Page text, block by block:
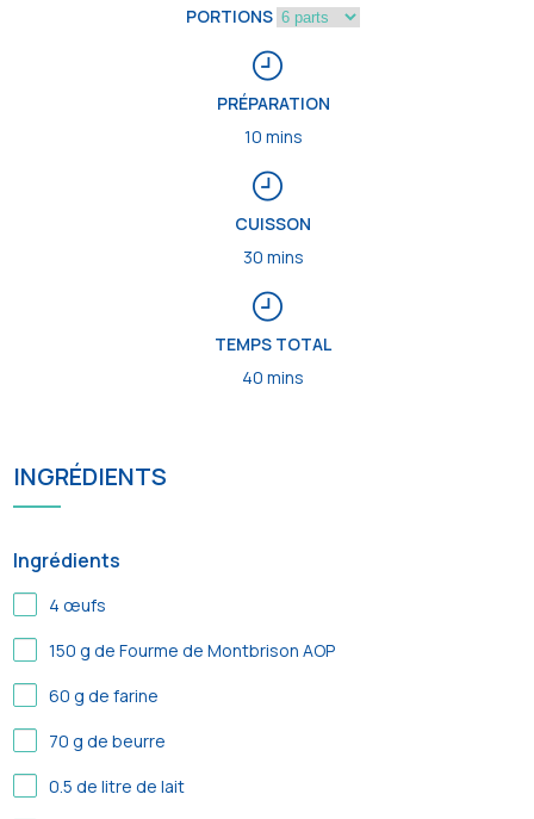
PORTIONS
PRÉPARATION
10 mins
CUISSON
30 mins
TEMPS TOTAL
40 mins
INGRÉDIENTS
Ingrédients
4 œufs
150 g de Fourme de Montbrison AOP
60 g de farine
70 g de beurre
0.5 de litre de lait